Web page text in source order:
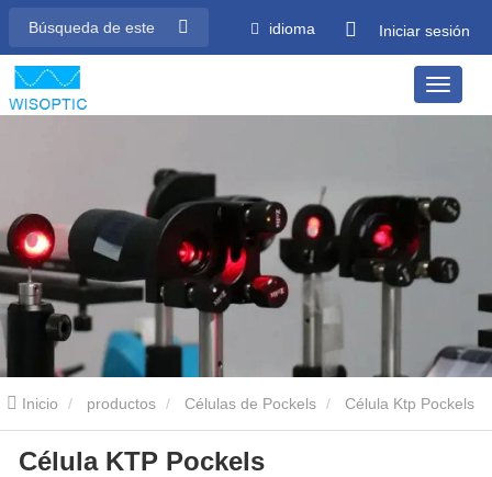
idioma Iniciar sesión
Inicio productos Células de Pockels Célula Ktp Pockels
Célula KTP Pockels